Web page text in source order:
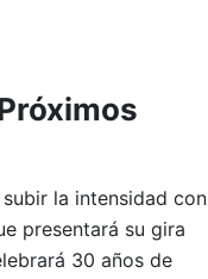
la intensidad con
presentará su gira
30 años de